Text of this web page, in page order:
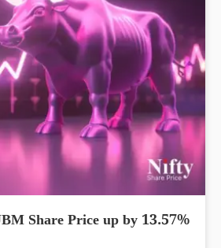
Share Price up by 13.57%